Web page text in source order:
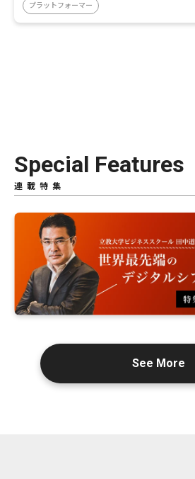
プラットフォーマー
Special Features
連載特集
See More